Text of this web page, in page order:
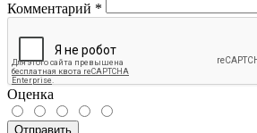
Комментарий *
Оценка
Отправить